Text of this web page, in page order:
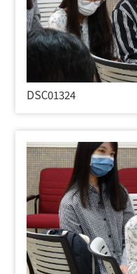
DSC01324